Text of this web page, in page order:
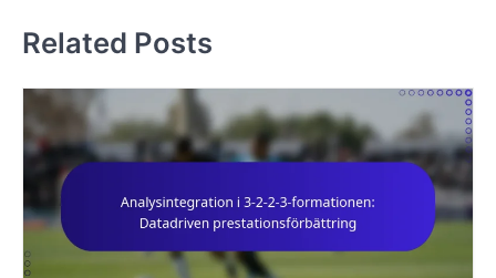
a
v
g
a
t
i
Related Posts